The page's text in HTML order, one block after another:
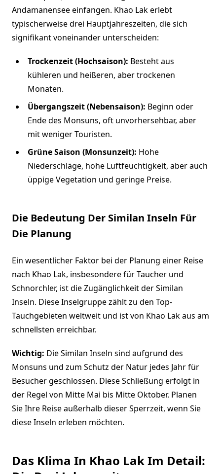
Andamanensee einfangen. Khao Lak erlebt
typischerweise drei Hauptjahreszeiten, die sich
signifikant voneinander unterscheiden:
Trockenzeit (Hochsaison): Besteht aus
kühleren und heißeren, aber trockenen
Monaten.
Übergangszeit (Nebensaison): Beginn oder
Ende des Monsuns, oft unvorhersehbar, aber
mit weniger Touristen.
Grüne Saison (Monsunzeit): Hohe
Niederschläge, hohe Luftfeuchtigkeit, aber auch
üppige Vegetation und geringe Preise.
Die Bedeutung Der Similan Inseln Für
Die Planung
Ein wesentlicher Faktor bei der Planung einer Reise
nach Khao Lak, insbesondere für Taucher und
Schnorchler, ist die Zugänglichkeit der Similan
Inseln. Diese Inselgruppe zählt zu den Top-
Tauchgebieten weltweit und ist von Khao Lak aus am
schnellsten erreichbar.
Wichtig: Die Similan Inseln sind aufgrund des
Monsuns und zum Schutz der Natur jedes Jahr für
Besucher geschlossen. Diese Schließung erfolgt in
der Regel von Mitte Mai bis Mitte Oktober. Planen
Sie Ihre Reise außerhalb dieser Sperrzeit, wenn Sie
diese Inseln erleben möchten.
Das Klima In Khao Lak Im Detail: